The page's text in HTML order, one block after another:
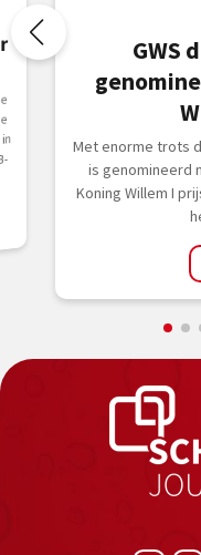
GWS
Met enorme trots
is genomineerd
Koning Willem I